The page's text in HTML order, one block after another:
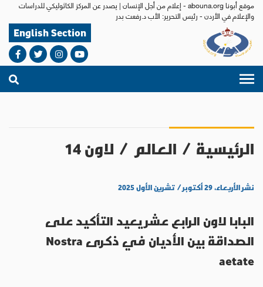
موقع أبونا abouna.org - إعلام من أجل الإنسان | يصدر عن المركز الكاثوليكي للدراسات
والإعلام في الأردن - رئيس التحرير: الأب د.رفعت بدر
English Section
الرئيسية / العالم / لاون 14
نشر الأربعاء، ٢٩ أكتوبر / تشرين الأول ٢٠٢٥
البابا لاون الرابع عشر يعيد التأكيد على
الصداقة بين الأديان في ذكرى Nostra
aetate